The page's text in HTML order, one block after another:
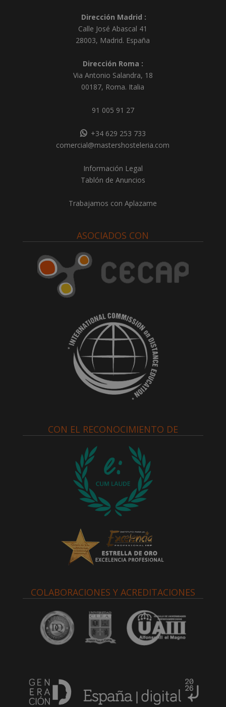
Dirección Madrid :
Calle José Abascal 41
28003, Madrid. España
Dirección Roma :
Via Antonio Salandra, 18
00187, Roma. Italia
91 005 91 27
+34 629 253 733
comercial@mastershosteleria.com
Información Legal
Tablón de Anuncios
Trabajamos con Aplazame
ASOCIADOS CON
CON EL RECONOCIMIENTO DE
COLABORACIONES Y ACREDITACIONES